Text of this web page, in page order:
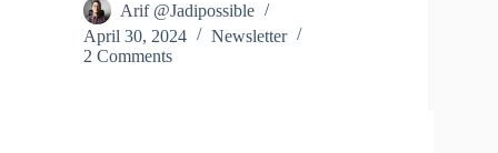
Arif @Jadipossible
April 30, 2024
Newsletter
2 Comments